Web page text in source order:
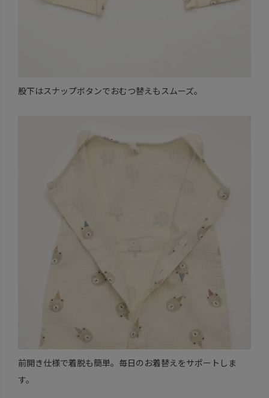
股下はスナップボタンでおむつ替えもスムーズ。
前開き仕様で着脱も簡単。毎日のお着替えをサポートしま
す。